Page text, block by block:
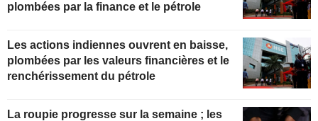
plombées par la finance et le pétrole
Les actions indiennes ouvrent en baisse,
plombées par les valeurs financières et le
renchérissement du pétrole
La roupie progresse sur la semaine ; les